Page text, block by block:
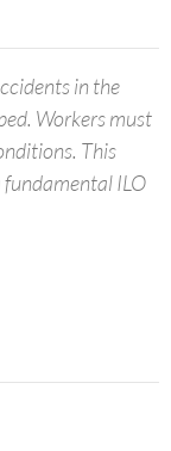
in the
Workers must
This
fundamental ILO